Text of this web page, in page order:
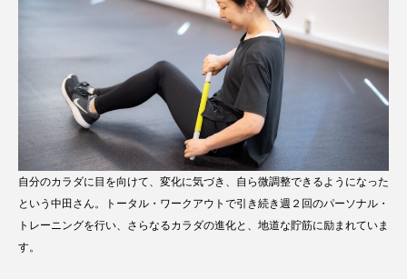
自分のカラダに目を向けて、変化に気づき、自ら微調整できるようになった
という中田さん。トータル・ワークアウトで引き続き週２回のパーソナル・
トレーニングを行い、さらなるカラダの進化と、地道な貯筋に励まれていま
す。